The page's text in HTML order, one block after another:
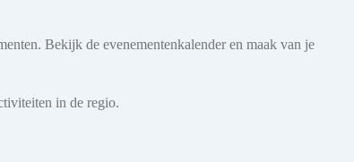
Bekijk de evenementenkalender en maak van je
in de regio.